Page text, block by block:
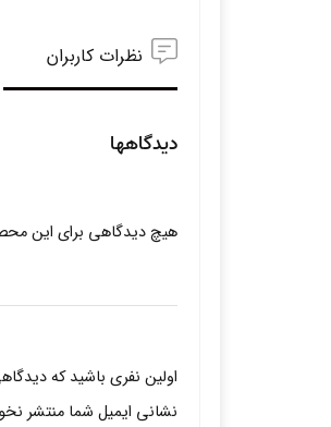
نظرات کاربران
دیدگاهها
هیچ دیدگاهی برای این
اولین نفری باشید که
نشانی ایمیل شما منتشر